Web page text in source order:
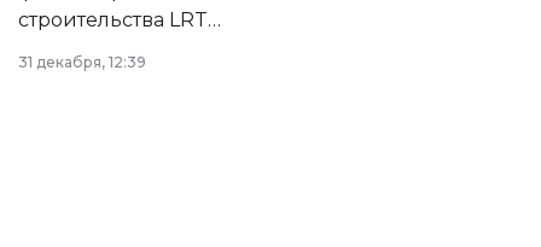
строительства LRT
в Астане из
республиканского
31 декабря, 12:39